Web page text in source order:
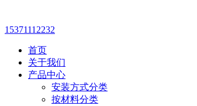
15371112232
首页
关于我们
产品中心
安装方式分类
按材料分类